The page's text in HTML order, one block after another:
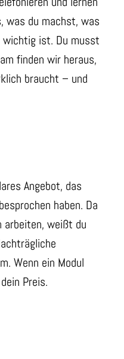
was du machst, was
ist. Du musst
finden wir heraus,
braucht – und
Angebot, das
haben. Da
weißt du
Wenn ein Modul
Preis.